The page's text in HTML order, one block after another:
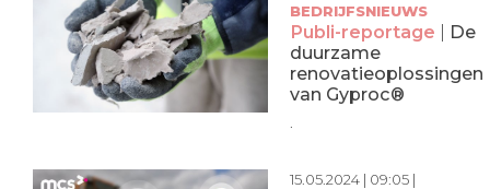
BEDRIJFSNIEUWS
Publi-reportage | De
duurzame
renovatieoplossingen
van Gyproc®
.
15.05.2024 | 09:05 |